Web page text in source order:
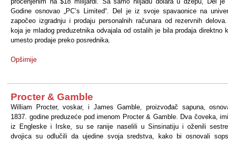
Godine osnovao „PC’s Limited“. Del je iz svoje spavaonice na
započeo izgradnju i prodaju personalnih računara od rezervnih
koja je mladog preduzetnika odvajala od ostalih je bila prodaja direktno
umesto prodaje preko posrednika.
Opširnije
Procter & Gamble
William Procter, voskar, i James Gamble, proizvođač sapuna,
1837. godine preduzeće pod imenom Procter & Gamble. Dva čoveka,
iz Engleske i Irske, su se ranije naselili u Sinsinatiju i oženili
dvojica su odlučili da ujedine svoja sredstva, kako bi osnovali